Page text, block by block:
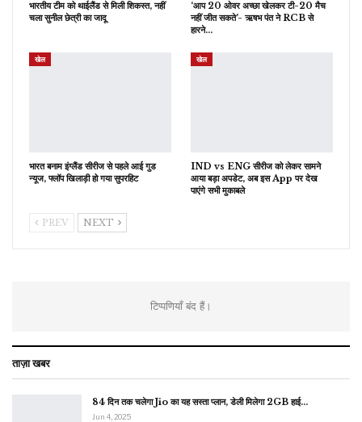
भारतीय टीम को थाईलैंड से मिली शिकस्त, नहीं
चला सुनील छेत्री का जादू
‘आप 20 ओवर अच्छा खेलकर टी-20 मैच
नहीं जीत सकते’- ऋषभ पंत ने RCB से
हारने…
खेल
भारत बनाम इंग्लैंड सीरीज से पहले आई गुड
न्यूज, फ्लॉप खिलाड़ी हो गया सुपरहिट
खेल
IND vs ENG सीरीज को लेकर सामने
आया बड़ा अपडेट, अब इस App पर देख
पाएंगे सभी मुकाबले
PREV NEXT
टिप्पणियाँ बंद हैं।
ताज़ा खबर
84 दिन तक चलेगा Jio का यह सस्ता प्लान, डेली मिलेगा 2GB हाई…
Jun 4, 2025